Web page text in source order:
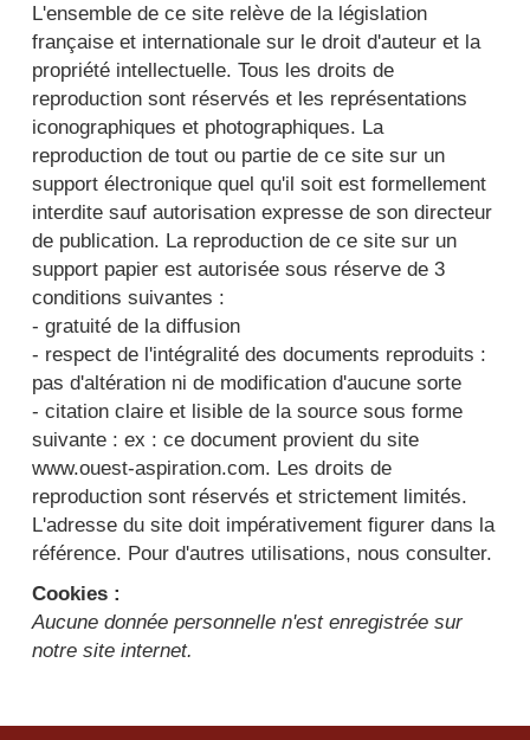
L'ensemble de ce site relève de la législation
française et internationale sur le droit d'auteur et la
propriété intellectuelle. Tous les droits de
reproduction sont réservés et les représentations
iconographiques et photographiques. La
reproduction de tout ou partie de ce site sur un
support électronique quel qu'il soit est formellement
interdite sauf autorisation expresse de son directeur
de publication. La reproduction de ce site sur un
support papier est autorisée sous réserve de 3
conditions suivantes :
- gratuité de la diffusion
- respect de l'intégralité des documents reproduits :
pas d'altération ni de modification d'aucune sorte
- citation claire et lisible de la source sous forme
suivante : ex : ce document provient du site
www.ouest-aspiration.com. Les droits de
reproduction sont réservés et strictement limités.
L'adresse du site doit impérativement figurer dans la
référence. Pour d'autres utilisations, nous consulter.
Cookies :
Aucune donnée personnelle n'est enregistrée sur
notre site internet.